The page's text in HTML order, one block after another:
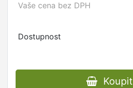
Vaše cena bez DPH
Dostupnost
Koupit